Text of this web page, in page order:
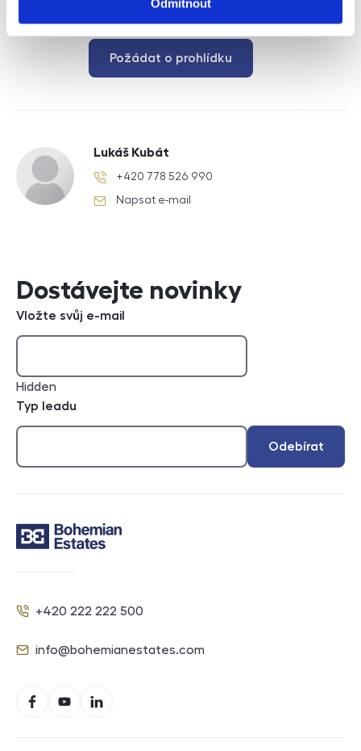
Odmítnout
Požádat o prohlídku
Lukáš Kubát
telefonní číslo
+420 778 526 990
e-mail
Napsat e-mail
Dostávejte novinky
Vložte svůj e-mail
Hidden
Typ leadu
Odebírat
Telefon
+420 222 222 500
E-mail
info@bohemianestates.com
FacebookYouTubeLinkedIn